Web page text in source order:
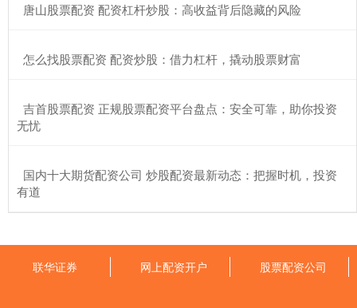
​唐山股票配资 配资杠杆炒股：高收益背后隐藏的风险
​怎么找股票配资 配资炒股：借力杠杆，撬动股票财富
​吉首股票配资 正规股票配资平台盘点：安全可靠，助你投资
无忧
​国内十大期货配资公司 炒股配资最新动态：把握时机，投资
有道
联华证券 网上配资开户 股票配资公司